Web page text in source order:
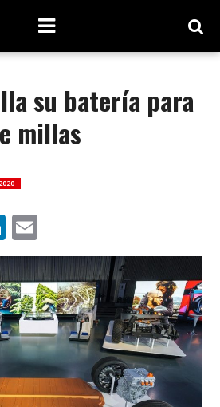
su batería para
millas
LinkedIn
Email